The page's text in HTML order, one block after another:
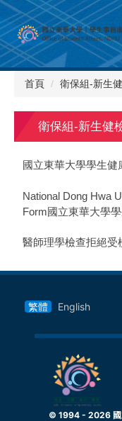
跳
到
主
要
內
首頁 衛保組-新生
衛保組-新生健
國立東華大學學生健
National Dong Hwa
Form國立東華大學
醫師理學檢查拒絕受
繁體 English
© 1994 - 2026